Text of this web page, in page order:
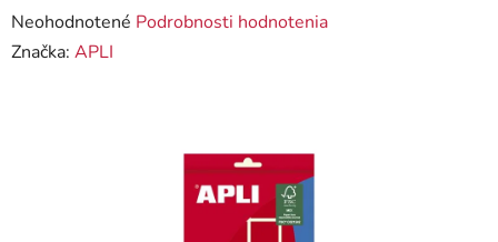
Priemerné
hodnotenie
Neohodnotené Podrobnosti hodnotenia
Značka: APLI